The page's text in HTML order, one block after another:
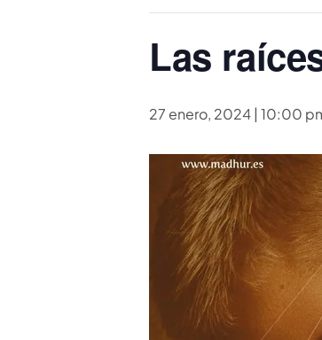
Las
27 enero, 2024 | 10:00